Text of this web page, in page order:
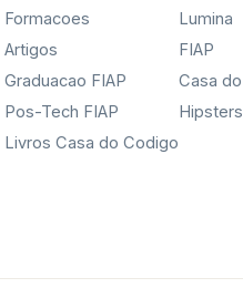
Formacoes
Artigos
Graduacao FIAP
Pos-Tech FIAP
Livros Casa do Codigo
Lumina
FIAP
Casa